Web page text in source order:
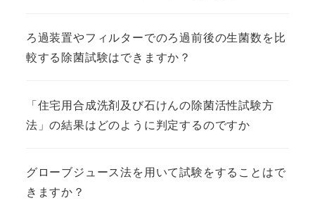
ろ過装置やフィルターでのろ過前後の生菌数を比
較する除菌試験はできますか？
「住宅用合成洗剤及び石けんの除菌活性試験方
法」の結果はどのように判定するのですか
グローブジュース法を用いて試験をすることはで
きますか？